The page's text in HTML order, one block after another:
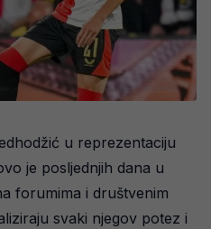
u reprezentaciju
je posljednjih dana u
forumima i društvenim
svaki njegov potez i